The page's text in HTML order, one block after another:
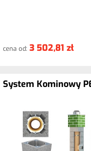
cena od: 3 502,81 zł
System Kominowy